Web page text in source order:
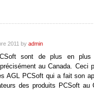
2011 by admin
sont de plus en
au Canada. Ceci
AGL PCSoft qui a fait son
des produits PCSoft au